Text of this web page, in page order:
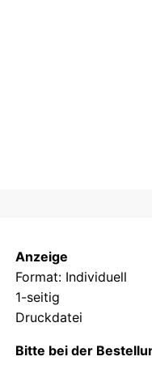
Anzeige
Format: Individuell
1-seitig
Druckdatei
Bitte bei der